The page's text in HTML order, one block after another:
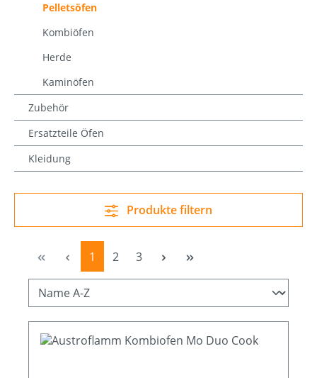
Pelletsöfen
Kombiöfen
Herde
Kaminöfen
Zubehör
Ersatzteile Öfen
Kleidung
Produkte filtern
Seite
1 Seite
2 Seite
3